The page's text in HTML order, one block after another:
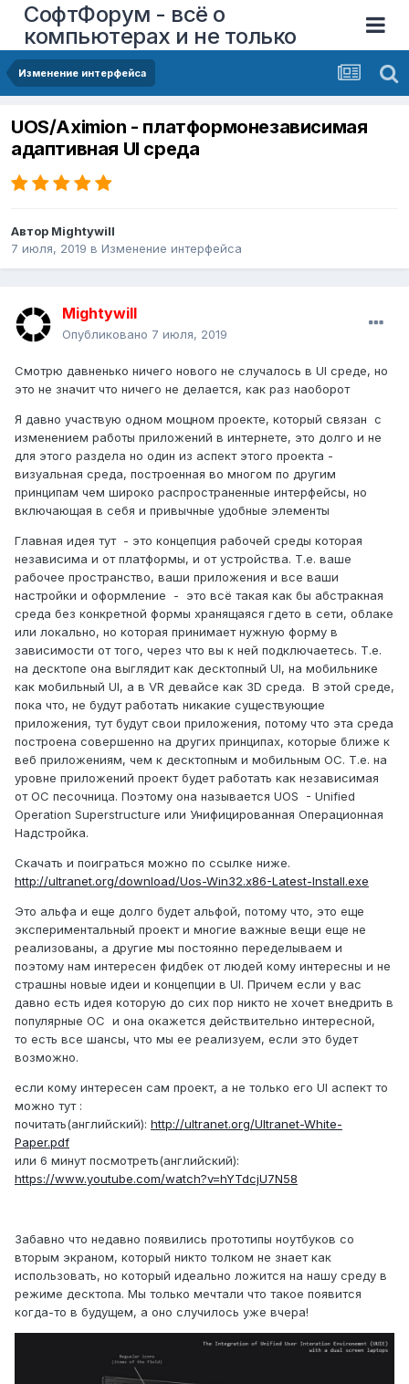
СофтФорум - всё о
компьютерах и не только
Изменение интерфейса
UOS/Aximion - платформонезависимая
адаптивная UI среда
Автор Mightywill
7 июля, 2019 в Изменение интерфейса
Mightywill
Опубликовано 7 июля, 2019
Смотрю давненько ничего нового не случалось в UI среде, но
это не значит что ничего не делается, как раз наоборот
Я давно участвую одном мощном проекте, который связан с
изменением работы приложений в интернете, это долго и не
для этого раздела но один из аспект этого проекта -
визуальная среда, построенная во многом по другим
принципам чем широко распространенные интерфейсы, но
включающая в себя и привычные удобные элементы
Главная идея тут - это концепция рабочей среды которая
независима и от платформы, и от устройства. Т.е. ваше
рабочее пространство, ваши приложения и все ваши
настройки и оформление - это всё такая как бы абстракная
среда без конкретной формы хранящаяся гдето в сети, облаке
или локально, но которая принимает нужную форму в
зависимости от того, через что вы к ней подключаетесь. Т.е.
на десктопе она выглядит как десктопный UI, на мобильнике
как мобильный UI, а в VR девайсе как 3D среда. В этой среде,
пока что, не будут работать никакие существующие
приложения, тут будут свои приложения, потому что эта среда
построена совершенно на других принципах, которые ближе к
веб приложениям, чем к десктопным и мобильным ОС. Т.е. на
уровне приложений проект будет работать как независимая
от ОС песочница. Поэтому она называется UOS - Unified
Operation Superstructure или Унифицированная Операционная
Надстройка.
Скачать и поиграться можно по ссылке ниже.
http://ultranet.org/download/Uos-Win32.x86-Latest-Install.exe
Это альфа и еще долго будет альфой, потому что, это еще
экспериментальный проект и многие важные вещи еще не
реализованы, а другие мы постоянно переделываем и
поэтому нам интересен фидбек от людей кому интересны и не
страшны новые идеи и концепции в UI. Причем если у вас
давно есть идея которую до сих пор никто не хочет внедрить в
популярные ОС и она окажется действительно интересной,
то есть все шансы, что мы ее реализуем, если это будет
возможно.
если кому интересен сам проект, а не только его UI аспект то
можно тут :
почитать(английский): http://ultranet.org/Ultranet-White-
Paper.pdf
или 6 минут посмотреть(английский):
https://www.youtube.com/watch?v=hYTdcjU7N58
Забавно что недавно появились прототипы ноутбуков со
вторым экраном, который никто толком не знает как
использовать, но который идеально ложится на нашу среду в
режиме десктопа. Мы только мечтали что такое появится
когда-то в будущем, а оно случилось уже вчера!